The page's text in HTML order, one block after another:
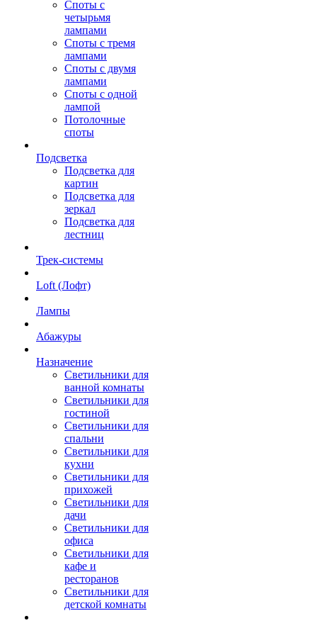
Споты с
четырьмя
лампами
Споты с тремя
лампами
Споты с двумя
лампами
Споты с одной
лампой
Потолочные
споты
Подсветка
Подсветка для
картин
Подсветка для
зеркал
Подсветка для
лестниц
Трек-системы
Loft (Лофт)
Лампы
Абажуры
Назначение
Светильники для
ванной комнаты
Светильники для
гостиной
Светильники для
спальни
Светильники для
кухни
Светильники для
прихожей
Светильники для
дачи
Светильники для
офиса
Светильники для
кафе и
ресторанов
Светильники для
детской комнаты